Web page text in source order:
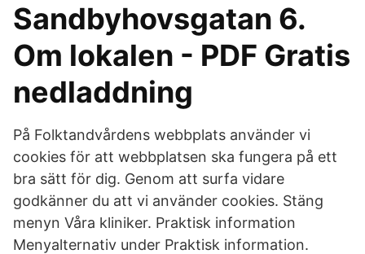
Sandbyhovsgatan 6.
Om lokalen - PDF Gratis
nedladdning
På Folktandvårdens webbplats använder vi
cookies för att webbplatsen ska fungera på ett
bra sätt för dig. Genom att surfa vidare
godkänner du att vi använder cookies. Stäng
menyn Våra kliniker. Praktisk information
Menyalternativ under Praktisk information.